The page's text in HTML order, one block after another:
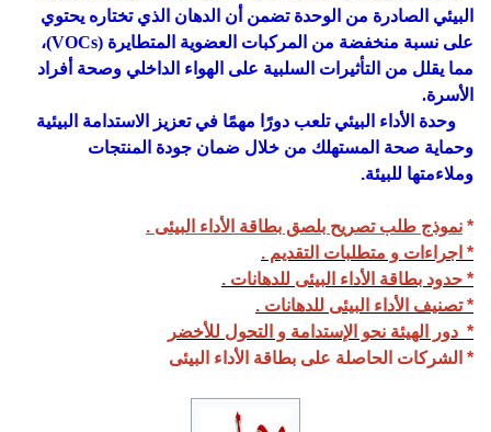
البيئي الصادرة من الوحدة تضمن أن الدهان الذي تختاره يحتوي
على نسبة منخفضة من المركبات العضوية المتطايرة (VOCs)،
مما يقلل من التأثيرات السلبية على الهواء الداخلي وصحة أفراد
الأسرة.
وحدة الأداء البيئي تلعب دورًا مهمًا في تعزيز الاستدامة البيئية
وحماية صحة المستهلك من خلال ضمان جودة المنتجات
وملاءمتها للبيئة.
* نموذج طلب تصريح بلصق بطاقة الأداء البيئى .
* اجراءات و متطلبات التقديم .
* حدود بطاقة الأداء البيئى للدهانات .
*تصنيف الأداء البيئى للدهانات .
* دور الهيئة نحو الإستدامة و التحول للأخضر
* الشركات الحاصلة على بطاقة الأداء البيئى